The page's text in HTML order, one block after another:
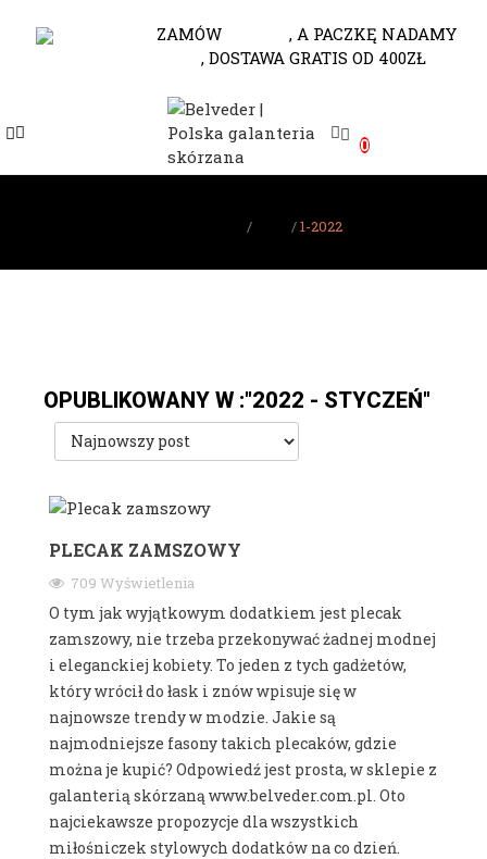
ZAMÓW
, A PACZKĘ NADAMY
, DOSTAWA GRATIS OD 400ZŁ
0
1-2022
OPUBLIKOWANY W :"2022 - STYCZEŃ"
PLECAK ZAMSZOWY
709 Wyświetlenia
O tym jak wyjątkowym dodatkiem jest plecak
zamszowy, nie trzeba przekonywać żadnej modnej
i eleganckiej kobiety. To jeden z tych gadżetów,
który wrócił do łask i znów wpisuje się w
najnowsze trendy w modzie. Jakie są
najmodniejsze fasony takich plecaków, gdzie
można je kupić? Odpowiedź jest prosta, w sklepie z
galanterią skórzaną www.belveder.com.pl. Oto
najciekawsze propozycje dla wszystkich
miłośniczek stylowych dodatków na co dzień.